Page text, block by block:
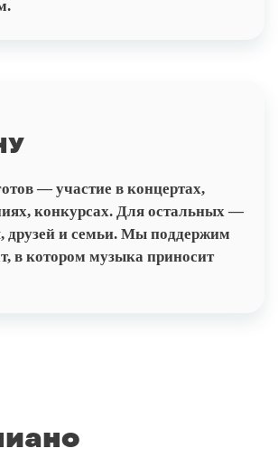
— участие в концертах,
конкурсах. Для остальных —
друзей и семьи. Мы поддержим
в котором музыка приносит